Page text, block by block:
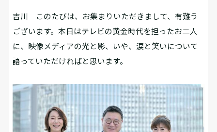
吉川 このたびは、お集まりいただきまして、有難う
ございます。本日はテレビの黄金時代を担ったお二人
に、映像メディアの光と影、いや、涙と笑いについて
語っていただければと思います。